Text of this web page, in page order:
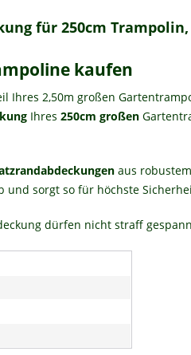
für 250cm
kaufen
Ihres 2,50m großen
Ihres 250cm großen
aus
und sorgt so für höchste
dürfen nicht straff